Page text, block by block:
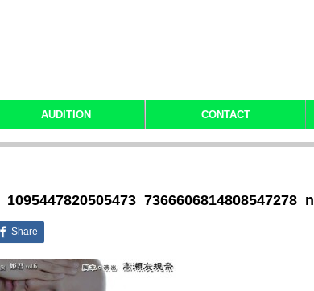
AUDITION CONTACT
Share